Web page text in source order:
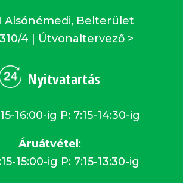
Alsónémedi, Belterület
4 |
Útvonaltervező >
Nyitvatartás
16:00-ig P: 7:15-14:30-ig
Áruátvétel :
15:00-ig P: 7:15-13:30-ig